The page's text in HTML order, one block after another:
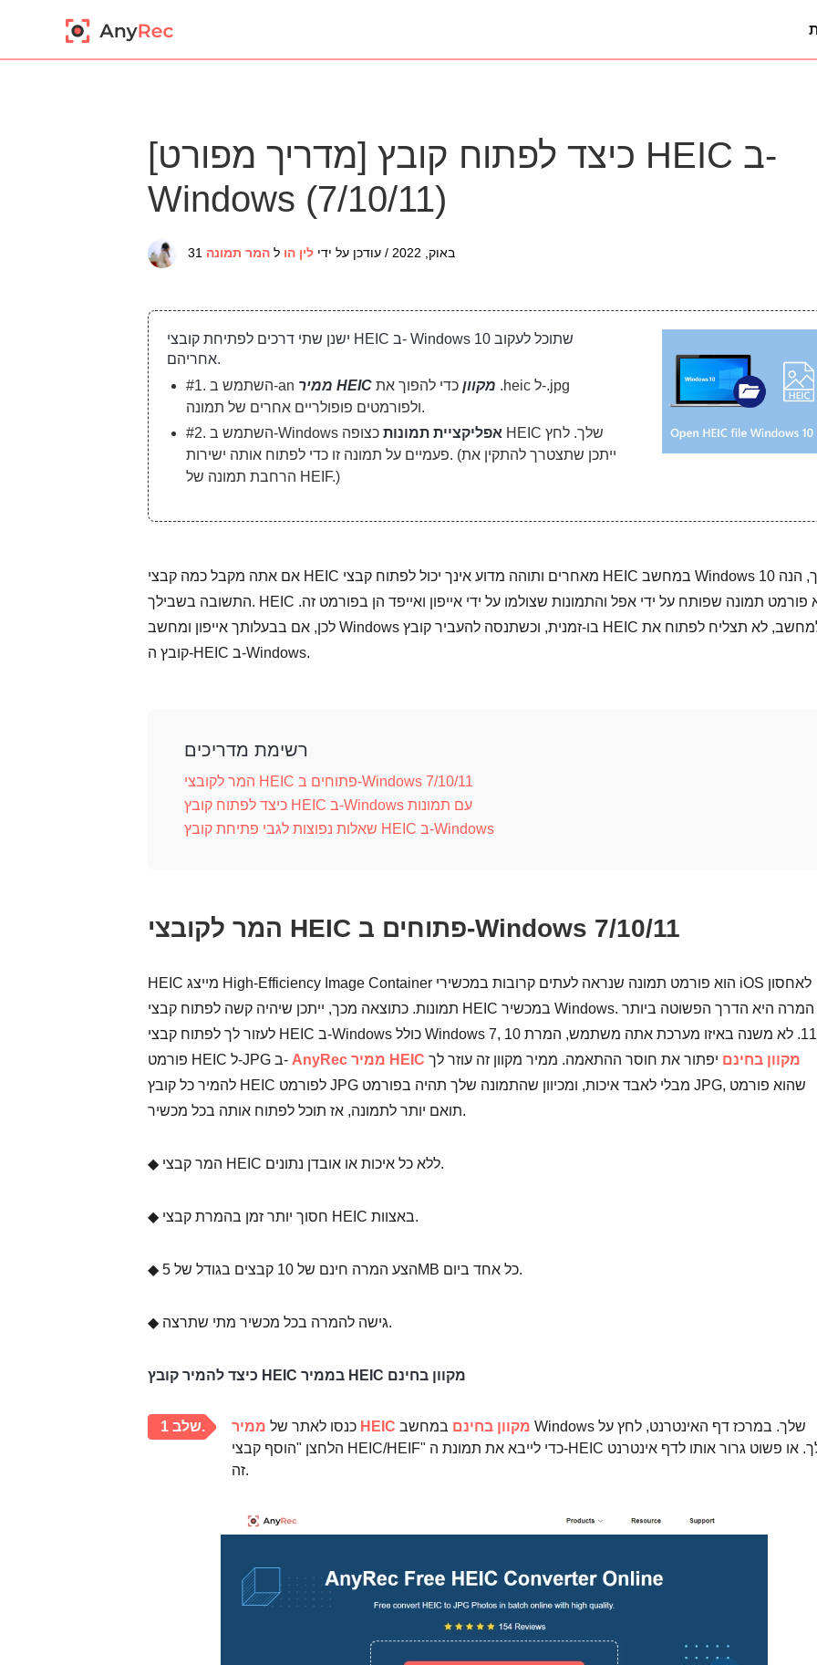
[מדריך מפורט] כיצד לפתוח קובץ HEIC ב-
Windows (7/10/11)
31 באוק, 2022 / עודכן על ידי לין הו ל המר תמונה
ישנן שתי דרכים לפתיחת קובצי HEIC ב- Windows 10 שתוכל לעקוב
אחריהם.
#1. השתמש ב-an
ממיר HEIC מקוון כדי להפוך את ‎.heic ל-‎.jpg
ולפורמטים פופולריים אחרים של תמונה.
#2. השתמש ב-Windows
אפליקציית תמונות כצופה HEIC שלך. לחץ
פעמיים על תמונה זו כדי לפתוח אותה ישירות. (ייתכן שתצטרך להתקין את
הרחבת תמונה של HEIF.)
אם אתה מקבל כמה קבצי HEIC מאחרים ותוהה מדוע אינך יכול לפתוח קבצי HEIC במחשב Windows 10 שלך, הנה
התשובה בשבילך. HEIC הוא פורמט תמונה שפותח על ידי אפל והתמונות שצולמו על ידי אייפון ואייפד הן בפורמט זה.
לכן, אם בבעלותך אייפון ומחשב Windows בו-זמנית, וכשתנסה להעביר קובץ HEIC למחשב, לא תצליח לפתוח את
קובץ ה-HEIC ב-Windows.
רשימת מדריכים
המר לקובצי HEIC פתוחים ב-Windows 7/10/11
כיצד לפתוח קובץ HEIC ב-Windows עם תמונות
שאלות נפוצות לגבי פתיחת קובץ HEIC ב-Windows
המר לקובצי HEIC פתוחים ב-Windows 7/10/11
HEIC מייצג High-Efficiency Image Container הוא פורמט תמונה שנראה לעתים קרובות במכשירי iOS לאחסון
תמונות. כתוצאה מכך, ייתכן שיהיה קשה לפתוח קבצי HEIC במכשיר Windows. המרה היא הדרך הפשוטה ביותר
לעזור לך לפתוח קבצי HEIC ב-Windows כולל Windows 7, 10 ו-11. לא משנה באיזו מערכת אתה משתמש, המרת
פורמט HEIC ל-JPG ב-
AnyRec ממיר HEIC מקוון בחינם יפתור את חוסר ההתאמה. ממיר מקוון זה עוזר לך
להמיר כל קובץ HEIC לפורמט JPG מבלי לאבד איכות, ומכיוון שהתמונה שלך תהיה בפורמט JPG, שהוא פורמט
תואם יותר לתמונה, אז תוכל לפתוח אותה בכל מכשיר.
◆ המר קבצי HEIC ללא כל איכות או אובדן נתונים.
◆ חסוך יותר זמן בהמרת קבצי HEIC באצוות.
◆ הצע המרה חינם של 10 קבצים בגודל של 5MB כל אחד ביום.
◆ גישה להמרה בכל מכשיר מתי שתרצה.
כיצד להמיר קובץ HEIC בממיר HEIC מקוון בחינם
שלב 1. כנסו לאתר של ממיר HEIC מקוון בחינם במחשב Windows שלך. במרכז דף האינטרנט, לחץ על
הלחצן "הוסף קבצי HEIC/HEIF" כדי לייבא את תמונת ה-HEIC שלך. או פשוט גרור אותו לדף אינטרנט
זה.